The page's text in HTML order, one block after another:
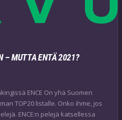
– MUTTA ENTÄ 2021?
ENCE On yhä Suomen
TOP20 listalle. Onko ihme, jos
ENCE:n pelejä katsellessa